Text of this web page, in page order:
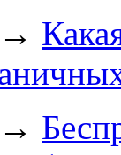
→
→